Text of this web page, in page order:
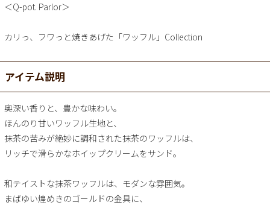
＜Q-pot. Parlor＞
カリっ、フワっと焼きあげた「ワッフル」Collection
アイテム説明
奥深い香りと、豊かな味わい。
ほんのり甘いワッフル生地と、
抹茶の苦みが絶妙に調和された抹茶のワッフルは、
リッチで滑らかなホイップクリームをサンド。
和テイストな抹茶ワッフルは、モダンな雰囲気。
まばゆい煌めきのゴールドの金具に、